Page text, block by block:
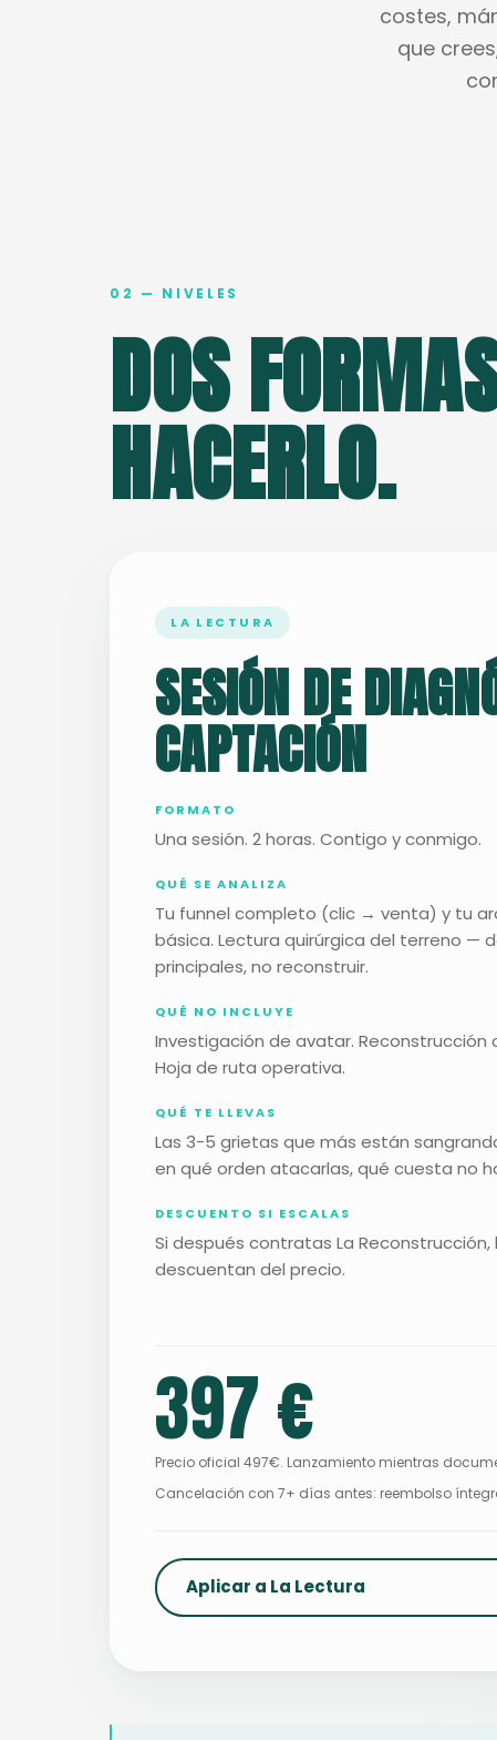
costes,
que
02 — NIVELES
DOS
HACERLO.
LA LECTURA
SESIÓN DE
CAPTACIÓN
FORMATO
Una sesión. 2 horas. Contigo y conmigo.
QUÉ SE ANALIZA
Tu funnel completo (clic → venta) y tu
básica. Lectura quirúrgica del terreno —
principales, no reconstruir.
QUÉ NO INCLUYE
Investigación de avatar. Reconstrucción
Hoja de ruta operativa.
QUÉ TE LLEVAS
Las 3-5 grietas que más están
en qué orden atacarlas, qué cuesta no
DESCUENTO SI ESCALAS
Si después contratas La Reconstrucción,
descuentan del precio.
397 €
Precio oficial 497€. Lanzamiento mientras
Cancelación con 7+ días antes: reembolso
Aplicar a La Lectura